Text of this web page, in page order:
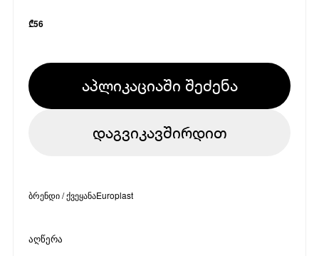
₾56
აპლიკაციაში შეძენა
დაგვიკავშირდით
ბრენდი / ქვეყანაEuroplast
აღწერა